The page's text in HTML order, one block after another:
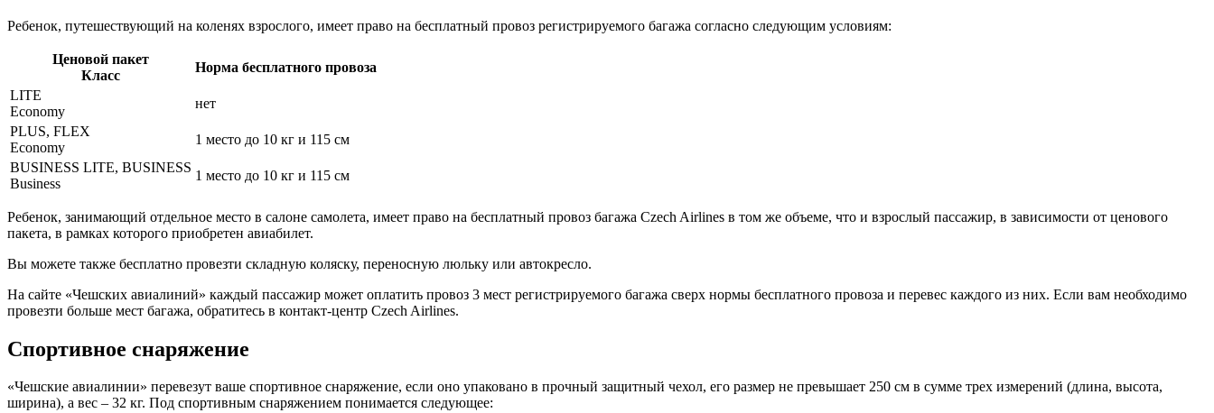
Ребенок, путешествующий на коленях взрослого, имеет право на бесплатный провоз регистрируемого багажа согласно следующим условиям:
Ценовой пакет
Класс
Норма бесплатного провоза
LITE
Economy
нет
PLUS, FLEX
Economy
1 место до 10 кг и 115 см
BUSINESS LITE, BUSINESS
Business
1 место до 10 кг и 115 см
Ребенок, занимающий отдельное место в салоне самолета, имеет право на бесплатный провоз багажа Czech Airlines в том же объеме, что и взрослый пассажир, в зависимости от ценового
пакета, в рамках которого приобретен авиабилет.
Вы можете также бесплатно провезти складную коляску, переносную люльку или автокресло.
На сайте «Чешских авиалиний» каждый пассажир может оплатить провоз 3 мест регистрируемого багажа сверх нормы бесплатного провоза и перевес каждого из них. Если вам необходимо
провезти больше мест багажа, обратитесь в контакт-центр Czech Airlines.
Спортивное снаряжение
«Чешские авиалинии» перевезут ваше спортивное снаряжение, если оно упаковано в прочный защитный чехол, его размер не превышает 250 см в сумме трех измерений (длина, высота,
ширина), а вес – 32 кг. Под спортивным снаряжением понимается следующее: